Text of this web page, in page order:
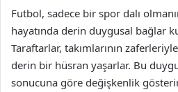
Futbol, sadece bir spor dalı
hayatında derin duygusal bağlar
Taraftarlar, takımlarının
derin bir hüsran yaşarlar. Bu
sonucuna göre değişkenlik